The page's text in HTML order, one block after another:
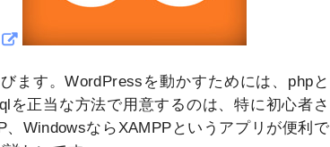
ます。WordPressを動かすためには、phpと
を正当な方法で用意するのは、特に初心者さ
WindowsならXAMPPというアプリが便利で